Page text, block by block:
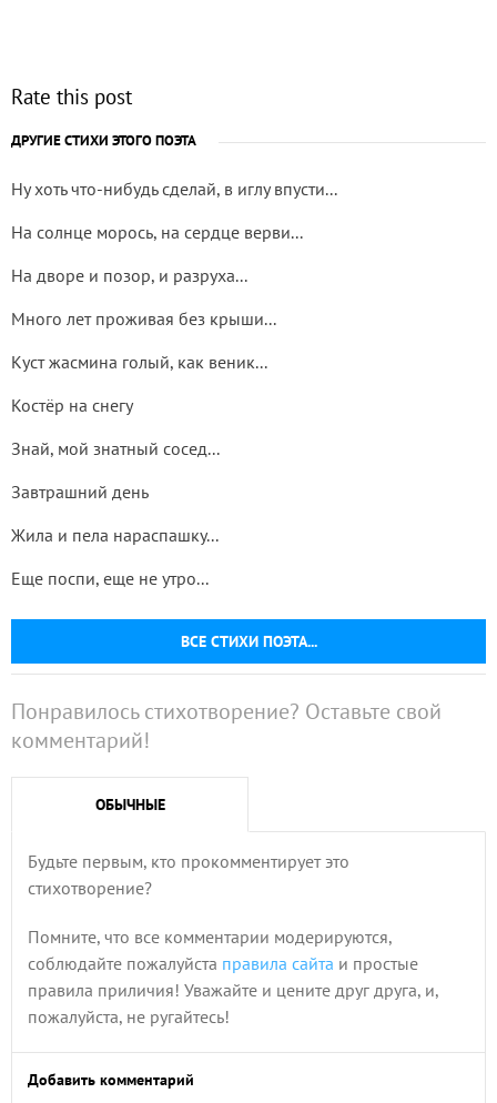
Rate this post
ДРУГИЕ СТИХИ ЭТОГО ПОЭТА
ВСЕ СТИХИ ПОЭТА...
Ну хоть что-нибудь сделай, в иглу впусти...
На солнце морось, на сердце верви...
На дворе и позор, и разруха...
Много лет проживая без крыши...
Куст жасмина голый, как веник...
Костёр на снегу
Знай, мой знатный сосед...
Завтрашний день
Жила и пела нараспашку...
Еще поспи, еще не утро...
Понравилось стихотворение? Оставьте свой
комментарий!
ОБЫЧНЫЕ
Будьте первым, кто прокомментирует это
стихотворение?
Помните, что все комментарии модерируются,
соблюдайте пожалуйста правила сайта и простые
правила приличия! Уважайте и цените друг друга, и,
пожалуйста, не ругайтесь!
Добавить комментарий